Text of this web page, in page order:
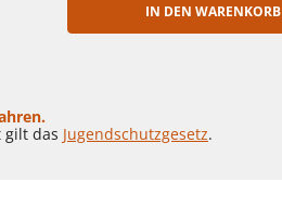
IN DEN WARENKORB
gilt das Jugendschutzgesetz.